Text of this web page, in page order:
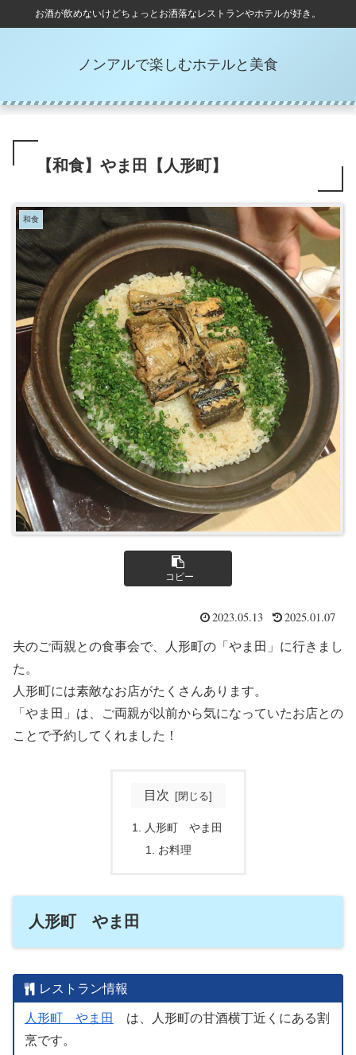
お酒が飲めないけどちょっとお洒落なレストランやホテルが好き。
ノンアルで楽しむホテルと美食
【和食】やま田【人形町】
和食
コピー
2023.05.13 2025.01.07
夫のご両親との食事会で、人形町の「やま田」に行きまし
た。
人形町には素敵なお店がたくさんあります。
「やま田」は、ご両親が以前から気になっていたお店との
ことで予約してくれました！
目次
人形町 やま田
お料理
人形町 やま田
レストラン情報
人形町 やま田
は、人形町の甘酒横丁近くにある割
烹です。